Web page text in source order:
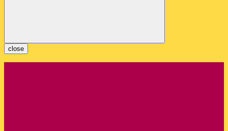
close